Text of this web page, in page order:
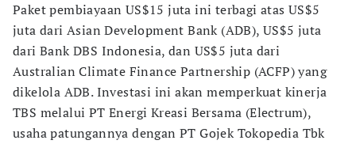
Paket pembiayaan US$15 juta ini terbagi atas US$5
juta dari Asian Development Bank (ADB), US$5 juta
dari Bank DBS Indonesia, dan US$5 juta dari
Australian Climate Finance Partnership (ACFP) yang
dikelola ADB. Investasi ini akan memperkuat kinerja
TBS melalui PT Energi Kreasi Bersama (Electrum),
usaha patungannya dengan PT Gojek Tokopedia Tbk